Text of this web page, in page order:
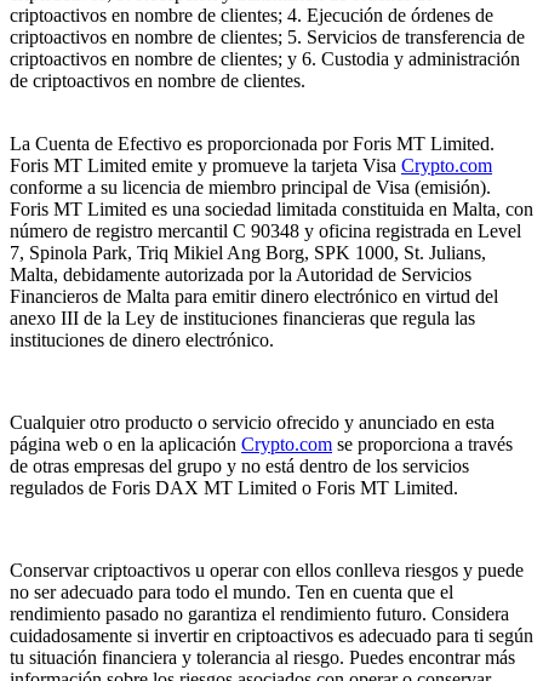
criptoactivos en nombre de clientes; 4. Ejecución de órdenes de
criptoactivos en nombre de clientes; 5. Servicios de transferencia de
criptoactivos en nombre de clientes; y 6. Custodia y administración
de criptoactivos en nombre de clientes.
La Cuenta de Efectivo es proporcionada por Foris MT Limited.
Foris MT Limited emite y promueve la tarjeta Visa Crypto.com
conforme a su licencia de miembro principal de Visa (emisión).
Foris MT Limited es una sociedad limitada constituida en Malta, con
número de registro mercantil C 90348 y oficina registrada en Level
7, Spinola Park, Triq Mikiel Ang Borg, SPK 1000, St. Julians,
Malta, debidamente autorizada por la Autoridad de Servicios
Financieros de Malta para emitir dinero electrónico en virtud del
anexo III de la Ley de instituciones financieras que regula las
instituciones de dinero electrónico.
Cualquier otro producto o servicio ofrecido y anunciado en esta
página web o en la aplicación Crypto.com se proporciona a través
de otras empresas del grupo y no está dentro de los servicios
regulados de Foris DAX MT Limited o Foris MT Limited.
Conservar criptoactivos u operar con ellos conlleva riesgos y puede
no ser adecuado para todo el mundo. Ten en cuenta que el
rendimiento pasado no garantiza el rendimiento futuro. Considera
cuidadosamente si invertir en criptoactivos es adecuado para ti según
tu situación financiera y tolerancia al riesgo. Puedes encontrar más